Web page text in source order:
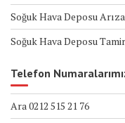
Soğuk Hava Deposu
Soğuk Hava Deposu
Telefon
Ara 0212 515 21 76